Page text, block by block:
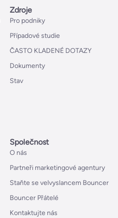
Zdroje
Pro podniky
Případové studie
ČASTO KLADENÉ DOTAZY
Dokumenty
Stav
Společnost
O nás
Partneři marketingové agentury
Staňte se velvyslancem Bouncer
Bouncer Přátelé
Kontaktujte nás